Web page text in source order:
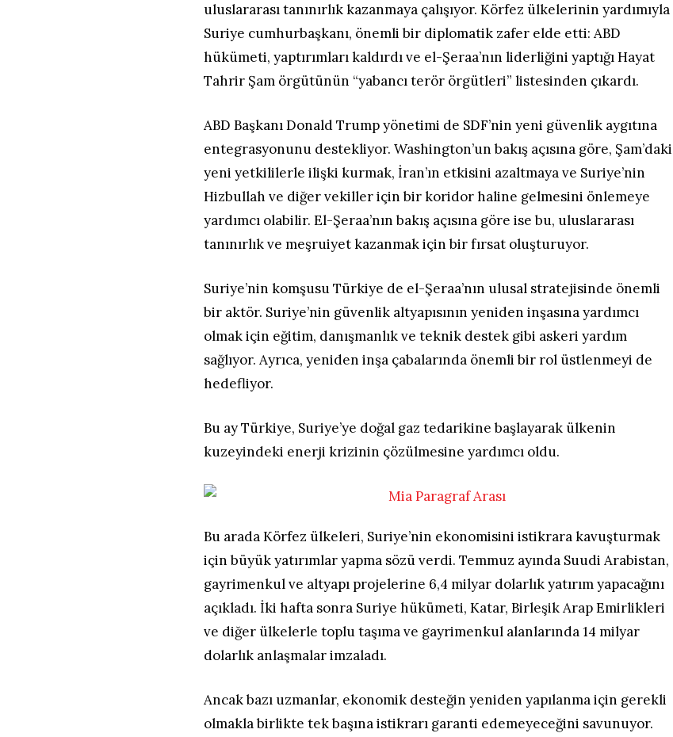
uluslararası tanınırlık kazanmaya çalışıyor. Körfez ülkelerinin yardımıyla
Suriye cumhurbaşkanı, önemli bir diplomatik zafer elde etti: ABD
hükümeti, yaptırımları kaldırdı ve el-Şeraa’nın liderliğini yaptığı Hayat
Tahrir Şam örgütünün “yabancı terör örgütleri” listesinden çıkardı.
ABD Başkanı Donald Trump yönetimi de SDF’nin yeni güvenlik aygıtına
entegrasyonunu destekliyor. Washington’un bakış açısına göre, Şam’daki
yeni yetkililerle ilişki kurmak, İran’ın etkisini azaltmaya ve Suriye’nin
Hizbullah ve diğer vekiller için bir koridor haline gelmesini önlemeye
yardımcı olabilir. El-Şeraa’nın bakış açısına göre ise bu, uluslararası
tanınırlık ve meşruiyet kazanmak için bir fırsat oluşturuyor.
Suriye’nin komşusu Türkiye de el-Şeraa’nın ulusal stratejisinde önemli
bir aktör. Suriye’nin güvenlik altyapısının yeniden inşasına yardımcı
olmak için eğitim, danışmanlık ve teknik destek gibi askeri yardım
sağlıyor. Ayrıca, yeniden inşa çabalarında önemli bir rol üstlenmeyi de
hedefliyor.
Bu ay Türkiye, Suriye’ye doğal gaz tedarikine başlayarak ülkenin
kuzeyindeki enerji krizinin çözülmesine yardımcı oldu.
Bu arada Körfez ülkeleri, Suriye’nin ekonomisini istikrara kavuşturmak
için büyük yatırımlar yapma sözü verdi. Temmuz ayında Suudi Arabistan,
gayrimenkul ve altyapı projelerine 6,4 milyar dolarlık yatırım yapacağını
açıkladı. İki hafta sonra Suriye hükümeti, Katar, Birleşik Arap Emirlikleri
ve diğer ülkelerle toplu taşıma ve gayrimenkul alanlarında 14 milyar
dolarlık anlaşmalar imzaladı.
Ancak bazı uzmanlar, ekonomik desteğin yeniden yapılanma için gerekli
olmakla birlikte tek başına istikrarı garanti edemeyeceğini savunuyor.